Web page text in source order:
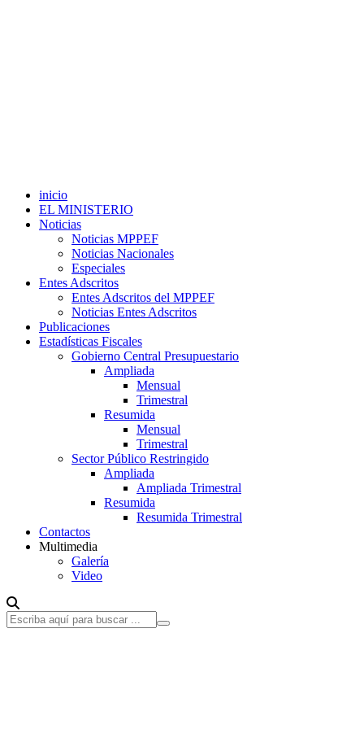
inicio
EL MINISTERIO
Noticias
Noticias MPPEF
Noticias Nacionales
Especiales
Entes Adscritos
Entes Adscritos del MPPEF
Noticias Entes Adscritos
Publicaciones
Estadísticas Fiscales
Gobierno Central Presupuestario
Ampliada
Mensual
Trimestral
Resumida
Mensual
Trimestral
Sector Público Restringido
Ampliada
Ampliada Trimestral
Resumida
Resumida Trimestral
Contactos
Multimedia
Galería
Video